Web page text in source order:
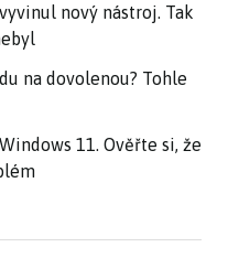
nový nástroj. Tak
na dovolenou? Tohle
11. Ověřte si, že